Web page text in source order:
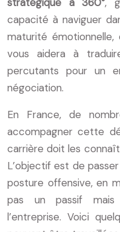
stratégique à 360°,
capacité à naviguer
maturité
vous aidera à
percutants pour un
négociation.
En France, de
accompagner cette
carrière doit les
L’objectif est de
posture offensive, en
pas un passif
l’entreprise. Voici